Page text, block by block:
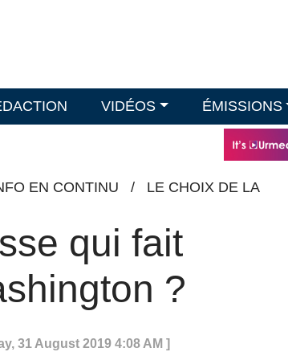
VIDÉOS ÉMISSIONS
EN CONTINU /
LE CHOIX DE LA
qui fait
?
31 August 2019 4:08 AM ]